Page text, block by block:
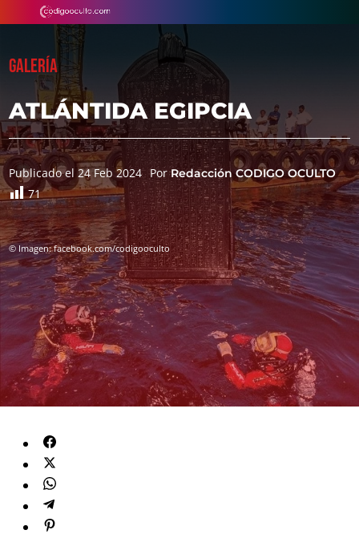
GALERÍA
ATLÁNTIDA EGIPCIA
Publicado el 24 Feb 2024 PorRedacción CODIGO OCULTO
71
© Imagen: facebook.com/codigooculto